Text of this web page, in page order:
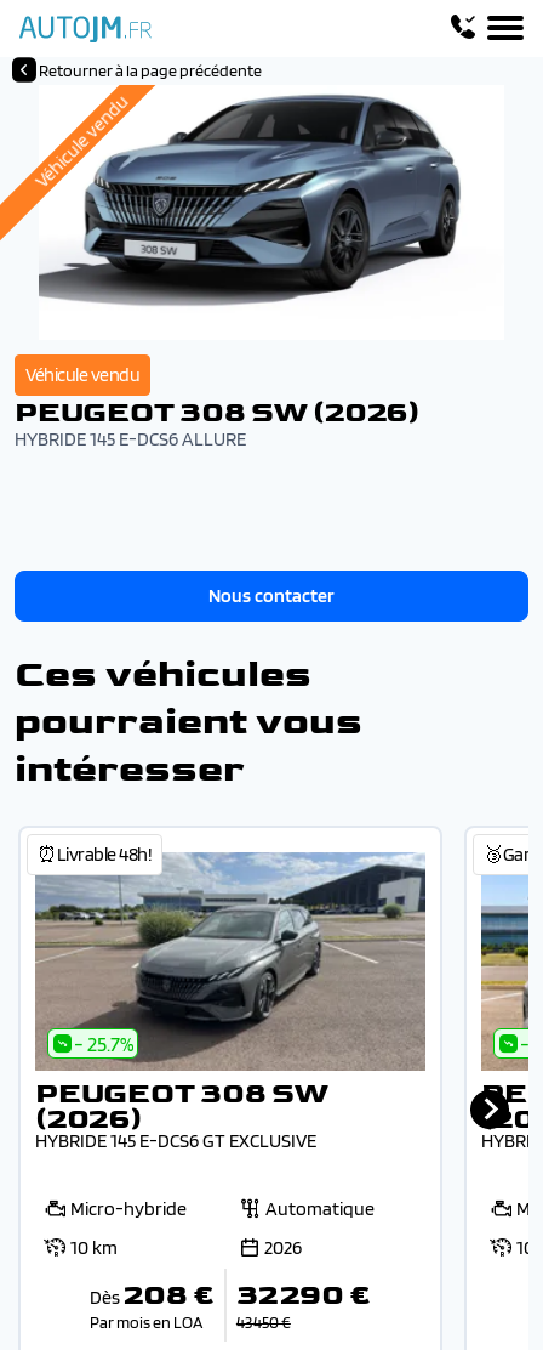
Retourner à la page précédente
Véhicule vendu
Véhicule vendu
PEUGEOT 308 SW (2026)
HYBRIDE 145 E-DCS6 ALLURE
Nous contacter
Ces véhicules
pourraient vous
intéresser
⏰Livrable 48h!
- 25.7%
PEUGEOT 308 SW
(2026)
HYBRIDE 145 E-DCS6 GT EXCLUSIVE
Micro-hybride
Automatique
10 km
2026
Dès 208 €
Par mois en LOA
32 290 €
43 450 €
-
10